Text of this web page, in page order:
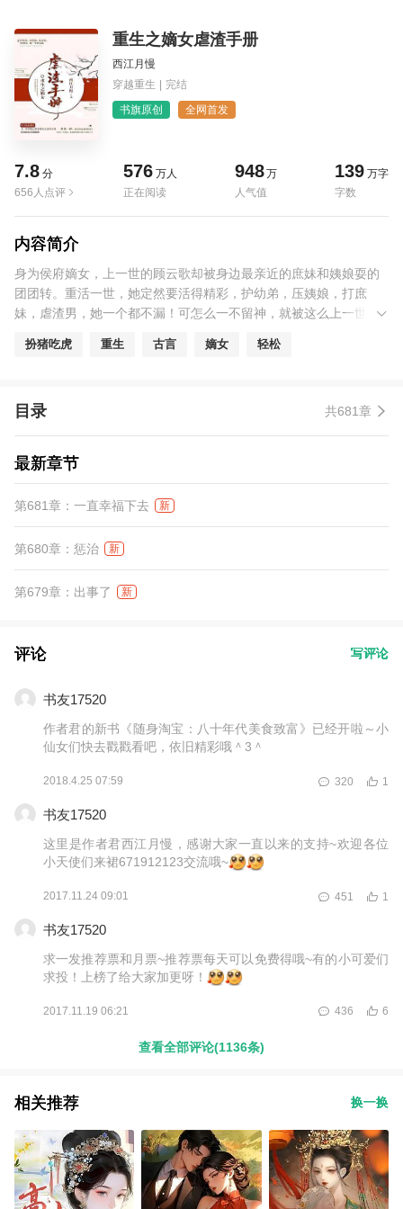
重生之嫡女虐渣手册
西江月慢
穿越重生 | 完结
书旗原创 全网首发
7.8 分
656人点评
576 万人
正在阅读
948万
人气值
139 万字
字数
内容简介
身为侯府嫡女，上一世的顾云歌却被身边最亲近的庶妹和姨娘耍的
团团转。重活一世，她定然要活得精彩，护幼弟，压姨娘，打庶
妹，虐渣男，她一个都不漏！可怎么一不留神，就被这么上一世几
扮猪吃虎 重生 古言 嫡女 轻松
目录 共681章
最新章节
第681章：一直幸福下去 新
第680章：惩治 新
第679章：出事了 新
评论 写评论
书友17520
作者君的新书《随身淘宝：八十年代美食致富》已经开啦～小
仙女们快去戳戳看吧，依旧精彩哦＾3＾
2018.4.25 07:59 1
320
书友17520
这里是作者君西江月慢，感谢大家一直以来的支持~欢迎各位
小天使们来裙671912123交流哦~
2017.11.24 09:01 1
451
书友17520
求一发推荐票和月票~推荐票每天可以免费得哦~有的小可爱们
求投！上榜了给大家加更呀！
2017.11.19 06:21 6
436
查看全部评论(1136条)
相关推荐 换一换